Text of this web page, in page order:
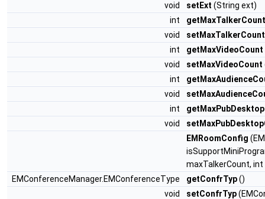
void
setExt (String ext)
int
getMaxTalkerCount
void
setMaxTalkerCount
int
getMaxVideoCount
void
setMaxVideoCount
int
void
int
void
EMRoomConfig
maxTalkerCount,
EMConferenceManager.EMConferenceType
getConfrTyp()
void
setConfrTyp